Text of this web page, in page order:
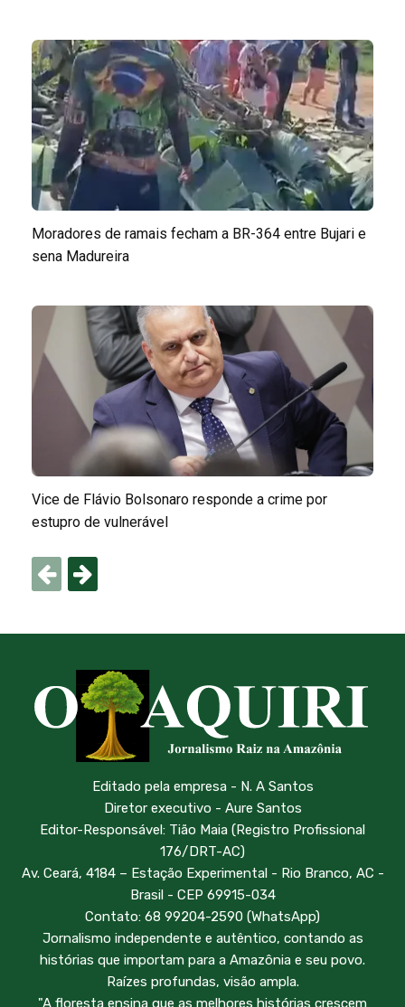
Moradores de ramais fecham a BR-364 entre Bujari e
sena Madureira
Vice de Flávio Bolsonaro responde a crime por
estupro de vulnerável
Editado pela empresa - N. A Santos
Diretor executivo - Aure Santos
Editor-Responsável: Tião Maia (Registro Profissional
176/DRT-AC)
Av. Ceará, 4184 – Estação Experimental - Rio Branco, AC -
Brasil - CEP 69915-034
Contato: 68 99204-2590 (WhatsApp)
Jornalismo independente e autêntico, contando as
histórias que importam para a Amazônia e seu povo.
Raízes profundas, visão ampla.
"A floresta ensina que as melhores histórias crescem